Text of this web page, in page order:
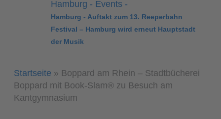
Hamburg - Auftakt zum 13. Reeperbahn
Festival – Hamburg wird erneut Hauptstadt
der Musik
Startseite » Boppard am Rhein – Stadtbücherei
Boppard mit Book-Slam® zu Besuch am
Kantgymnasium